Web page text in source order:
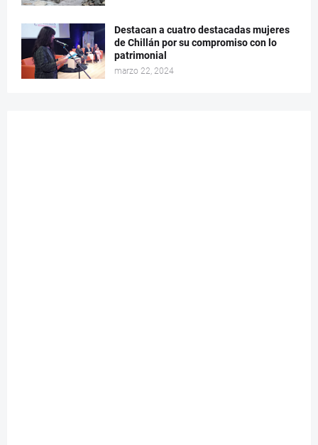
Destacan a cuatro destacadas mujeres
de Chillán por su compromiso con lo
patrimonial
marzo 22, 2024